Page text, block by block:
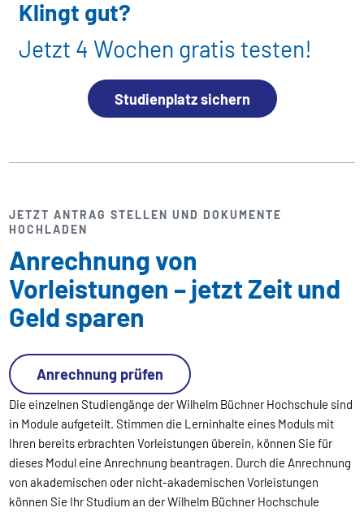
Klingt gut?
Jetzt 4 Wochen gratis testen!
Studienplatz sichern
JETZT ANTRAG STELLEN UND DOKUMENTE
HOCHLADEN
Anrechnung von
Vorleistungen – jetzt Zeit und
Geld sparen
Die einzelnen Studiengänge der Wilhelm Büchner Hochschule sind
in Module aufgeteilt. Stimmen die Lerninhalte eines Moduls mit
Ihren bereits erbrachten Vorleistungen überein, können Sie für
dieses Modul eine Anrechnung beantragen. Durch die Anrechnung
von akademischen oder nicht-akademischen Vorleistungen
können Sie Ihr Studium an der Wilhelm Büchner Hochschule
Anrechnung prüfen